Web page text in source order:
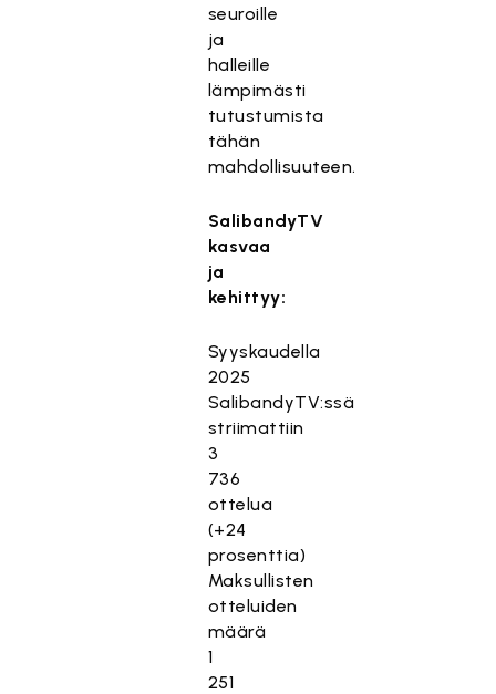
seuroille
ja
halleille
lämpimästi
tutustumista
tähän
mahdollisuuteen.
SalibandyTV
kasvaa
ja
kehittyy:
Syyskaudella
2025
SalibandyTV:ssä
striimattiin
3
736
ottelua
(+24
prosenttia)
Maksullisten
otteluiden
määrä
1
251